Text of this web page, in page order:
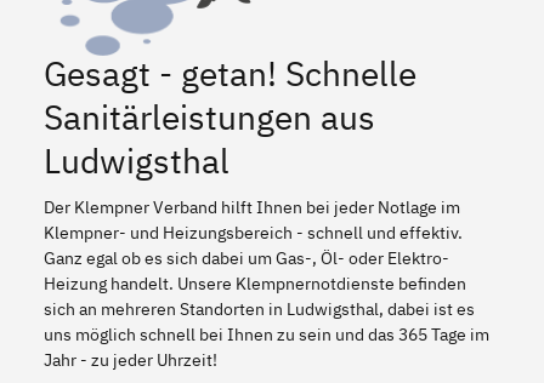
Gesagt - getan! Schnelle
Sanitärleistungen aus
Ludwigsthal
Der Klempner Verband hilft Ihnen bei jeder Notlage im
Klempner- und Heizungsbereich - schnell und effektiv.
Ganz egal ob es sich dabei um Gas-, Öl- oder Elektro-
Heizung handelt. Unsere Klempnernotdienste befinden
sich an mehreren Standorten in Ludwigsthal, dabei ist es
uns möglich schnell bei Ihnen zu sein und das 365 Tage im
Jahr - zu jeder Uhrzeit!